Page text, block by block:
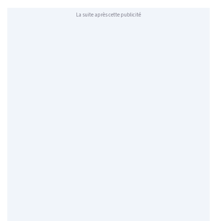
La suite après cette publicité